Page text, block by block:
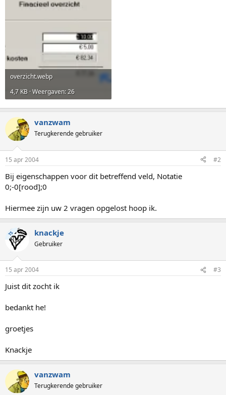
overzicht.webp
4,7 KB · Weergaven: 26
vanzwam
Terugkerende gebruiker
15 apr 2004 #2
Bij eigenschappen voor dit betreffend veld, Notatie
0;-0[rood];0
Hiermee zijn uw 2 vragen opgelost hoop ik.
TS knackje
Gebruiker
15 apr 2004 #3
Juist dit zocht ik
bedankt he!
groetjes
Knackje
vanzwam
Terugkerende gebruiker